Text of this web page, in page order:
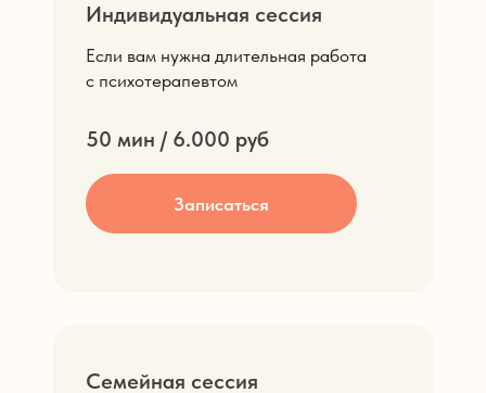
Семейная сессия
Индивидуальная сессия
Если вам нужна длительная работа
с психотерапевтом
Записаться
50 мин / 6.000 руб